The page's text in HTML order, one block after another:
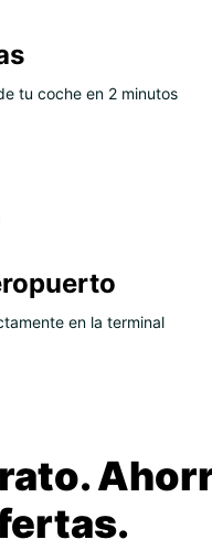
tu coche en 2 minutos
en la terminal